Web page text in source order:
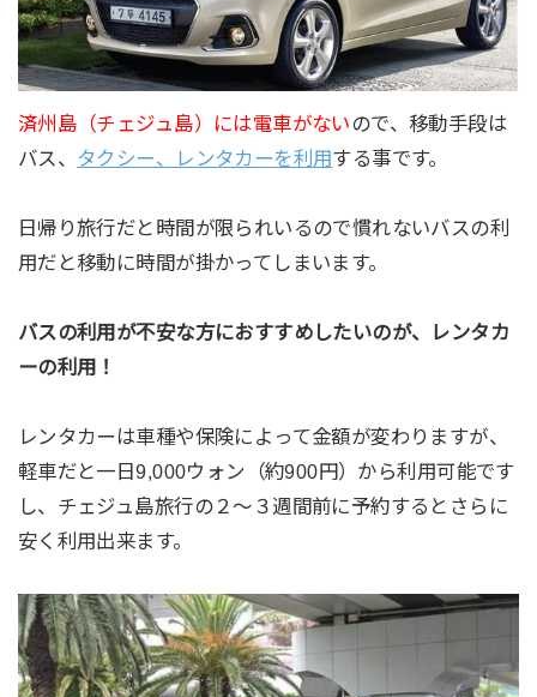
済州島（チェジュ島）には電車がないので、移動手段は
バス、 タクシー、レンタカーを利用する事です。
日帰り旅行だと時間が限られいるので慣れないバスの利
用だと移動に時間が掛かってしまいます。
バスの利用が不安な方におすすめしたいのが、レンタカ
ーの利用！
レンタカーは車種や保険によって金額が変わりますが、
軽車だと一日9,000ウォン（約900円）から利用可能です
し、チェジュ島旅行の２〜３週間前に予約するとさらに
安く利用出来ます。